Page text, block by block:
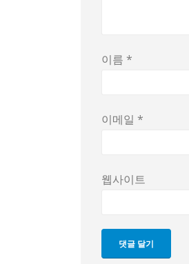
이름 *
이메일 *
웹사이트
댓글 달기